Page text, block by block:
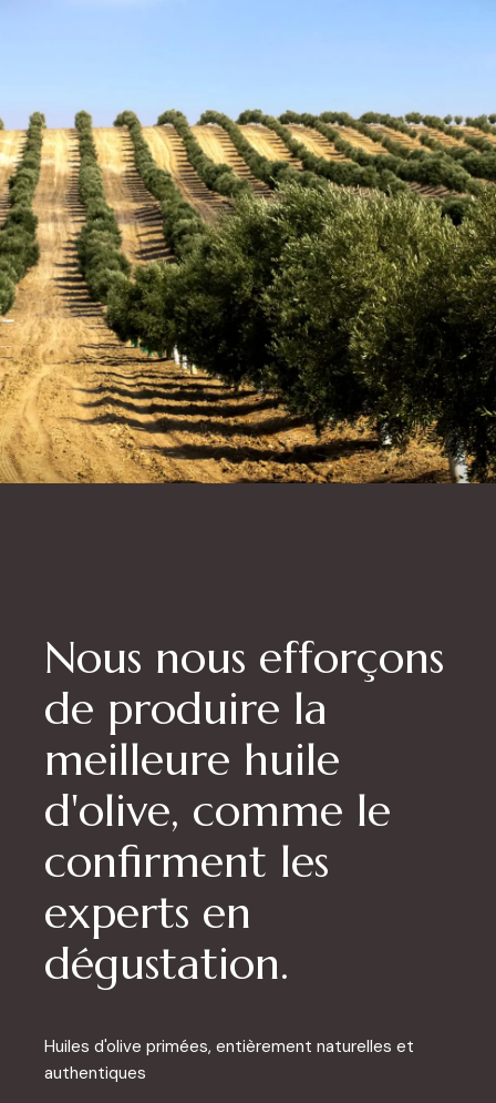
Nous nous efforçons
de produire la
meilleure huile
d'olive, comme le
confirment les
experts en
dégustation.
Huiles d'olive primées, entièrement naturelles et
authentiques